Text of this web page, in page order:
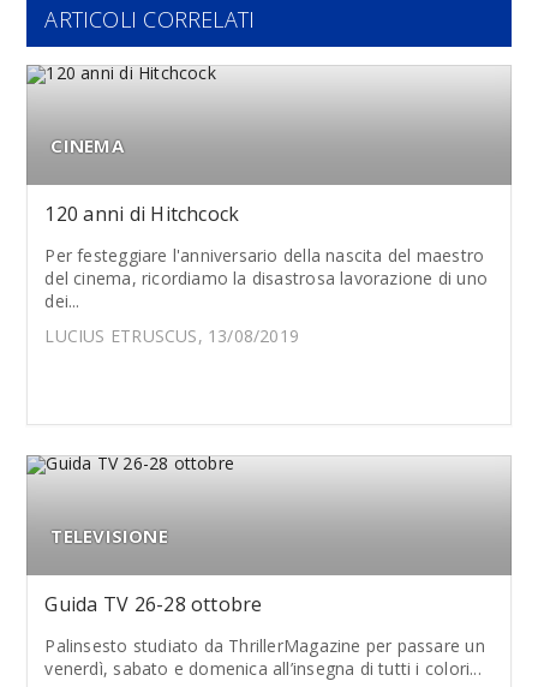
ARTICOLI CORRELATI
CINEMA
120 anni di Hitchcock
Per festeggiare l'anniversario della nascita del maestro
del cinema, ricordiamo la disastrosa lavorazione di uno
dei...
LUCIUS ETRUSCUS, 13/08/2019
TELEVISIONE
Guida TV 26-28 ottobre
Palinsesto studiato da ThrillerMagazine per passare un
venerdì, sabato e domenica all’insegna di tutti i colori...